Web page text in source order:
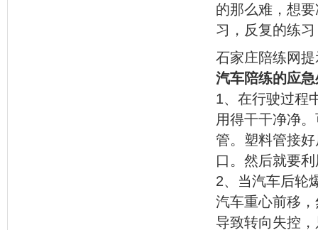
的那么难，想
习，反复的练
石家庄陪练网
汽车陪练的应
1、在行驶过程
用得干干净净
管。塑料管接
口。然后就要
2、当汽车后轮
汽车重心前移
导致转向失控